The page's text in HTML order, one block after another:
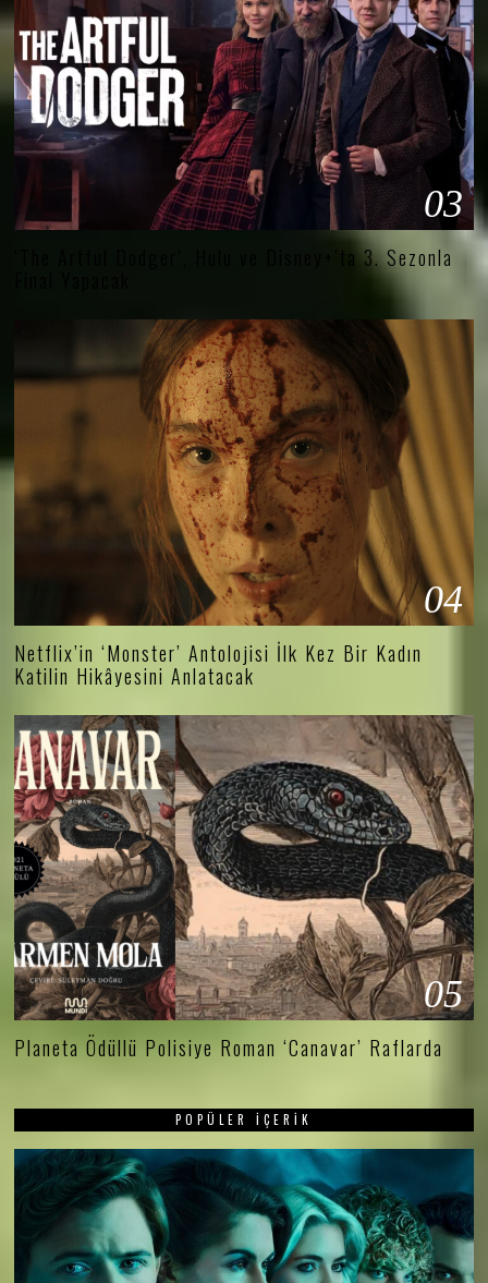
03
‘The Artful Dodger’, Hulu ve Disney+’ta 3. Sezonla
04
Netflix’in ‘Monster’ Antolojisi İlk Kez Bir Kadın
Katilin Hikâyesini Anlatacak
05
Planeta Ödüllü Polisiye Roman ‘Canavar’ Raflarda
POPÜLER İÇERIK